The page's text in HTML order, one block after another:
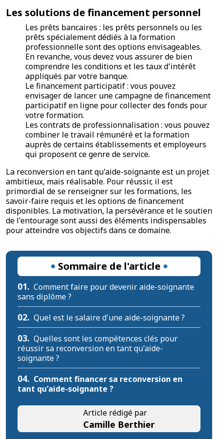
Les solutions de financement personnel
Les prêts bancaires : les prêts personnels ou les
prêts spécialement dédiés à la formation
professionnelle sont des options envisageables.
En revanche, vous devez vous assurer de bien
comprendre les conditions et les taux d'intérêt
appliqués par votre banque.
Le financement participatif : vous pouvez
envisager de lancer une campagne de financement
participatif en ligne pour collecter des fonds pour
votre formation.
Les contrats de professionnalisation : vous pouvez
combiner le travail rémunéré et la formation
auprès de certains établissements et employeurs
qui proposent ce genre de service.
La reconversion en tant qu'aide-soignante est un projet
ambitieux, mais réalisable. Pour réussir, il est
primordial de se renseigner sur les formations, les
savoir-faire requis et les options de financement
disponibles. La motivation, la persévérance et le soutien
de l'entourage sont aussi des éléments indispensables
pour atteindre vos objectifs dans ce domaine.
Sommaire de l'article
01. Comment faire pour devenir aide-soignante
sans diplôme ?
02. Quel est le salaire d'une aide-soignante ?
03. Quelles sont les compétences clés pour
réussir sa reconversion en tant qu'aide-
soignante ?
04. Comment financer sa reconversion en
tant qu'aide-soignante ?
Article rédigé par
Camille Berthier